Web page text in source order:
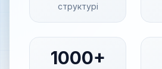
структурі
1000+